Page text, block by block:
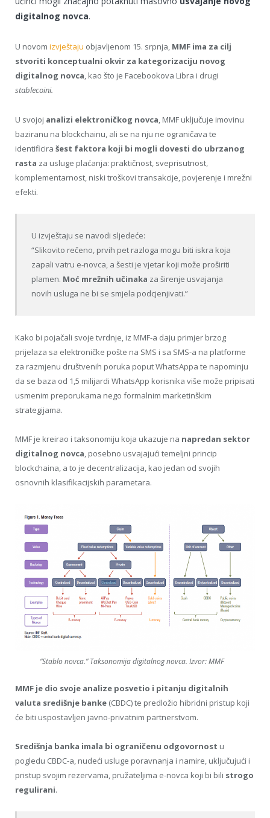
digitalnog novca.
U novom izvještaju objavljenom 15. srpnja, MMF ima za cilj
stvoriti konceptualni okvir za kategorizaciju novog
digitalnog novca, kao što je Facebookova Libra i drugi
stablecoini.
U svojoj analizi elektroničkog novca, MMF uključuje imovinu
baziranu na blockchainu, ali se na nju ne ograničava te
identificira šest faktora koji bi mogli dovesti do ubrzanog
rasta za usluge plaćanja: praktičnost, sveprisutnost,
komplementarnost, niski troškovi transakcije, povjerenje i mrežni
efekti.
U izvještaju se navodi sljedeće:
“Slikovito rečeno, prvih pet razloga mogu biti iskra koja
zapali vatru e-novca, a šesti je vjetar koji može proširiti
plamen. Moć mrežnih učinaka za širenje usvajanja
novih usluga ne bi se smjela podcjenjivati.”
Kako bi pojačali svoje tvrdnje, iz MMF-a daju primjer brzog
prijelaza sa elektroničke pošte na SMS i sa SMS-a na platforme
za razmjenu društvenih poruka poput WhatsAppa te napominju
da se baza od 1,5 milijardi WhatsApp korisnika više može pripisati
usmenim preporukama nego formalnim marketinškim
strategijama.
MMF je kreirao i taksonomiju koja ukazuje na napredan sektor
digitalnog novca, posebno usvajajući temeljni princip
blockchaina, a to je decentralizacija, kao jedan od svojih
osnovnih klasifikacijskih parametara.
“Stablo novca.” Taksonomija digitalnog novca. Izvor: MMF
MMF je dio svoje analize posvetio i pitanju digitalnih
valuta središnje banke (CBDC) te predložio hibridni pristup koji
će biti uspostavljen javno-privatnim partnerstvom.
Središnja banka imala bi ograničenu odgovornost u
pogledu CBDC-a, nudeći usluge poravnanja i namire, uključujući i
pristup svojim rezervama, pružateljima e-novca koji bi bili strogo
regulirani.